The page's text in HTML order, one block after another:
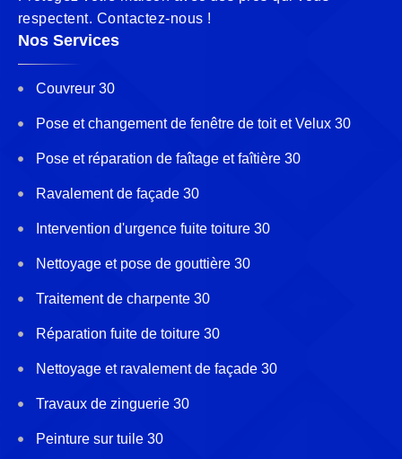
respectent. Contactez-nous !
Nos Services
Couvreur 30
Pose et changement de fenêtre de toit et Velux 30
Pose et réparation de faîtage et faîtière 30
Ravalement de façade 30
Intervention d'urgence fuite toiture 30
Nettoyage et pose de gouttière 30
Traitement de charpente 30
Réparation fuite de toiture 30
Nettoyage et ravalement de façade 30
Travaux de zinguerie 30
Peinture sur tuile 30